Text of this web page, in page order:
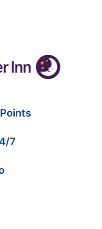
7